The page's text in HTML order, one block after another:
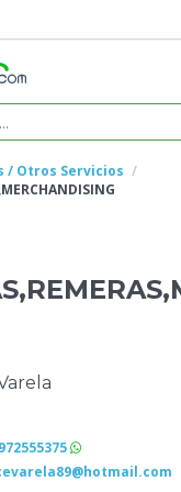
/ Otros Servicios